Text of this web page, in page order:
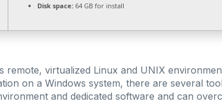
Disk space: 64 GB for install
virtualized Linux and UNIX
on a Windows system, there are several
and dedicated software and can